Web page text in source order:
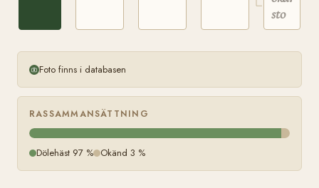
sto
Foto finns i databasen
RASSAMMANSÄTTNING
Dölehäst 97 % Okänd 3 %